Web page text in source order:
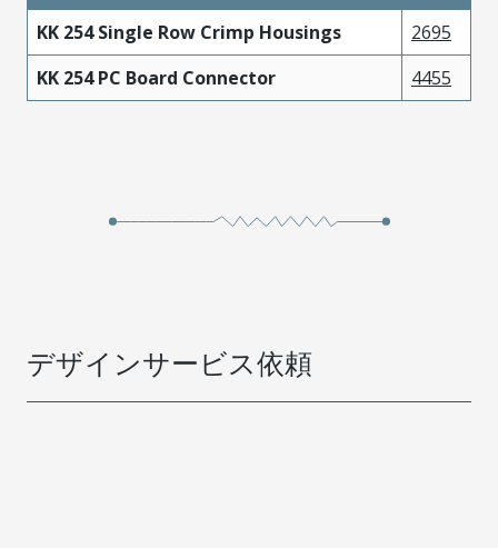
KK 254 Single Row Crimp Housings
2695
KK 254 PC Board Connector
4455
デザインサービス依頼